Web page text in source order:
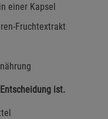
einer Kapsel
Fruchtextrakt
ist.